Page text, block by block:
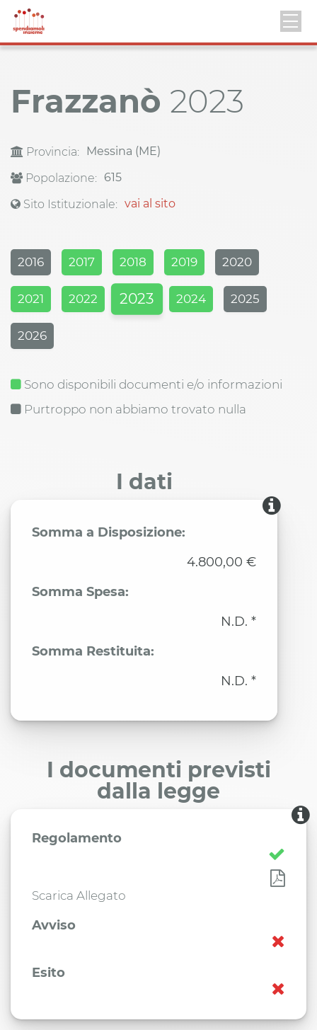
Frazzanò 2023
Provincia:
Messina (ME)
Popolazione:
615
Sito Istituzionale: vai al sito
2016 2017 2018 2019 2020
2021 2022 2023 2024 2025
2026
Sono disponibili documenti e/o informazioni
Purtroppo non abbiamo trovato nulla
I dati
Somma a Disposizione:
4.800,00 €
Somma Spesa:
N.D. *
Somma Restituita:
N.D. *
I documenti previsti
dalla legge
Regolamento
Scarica Allegato
Avviso
Esito